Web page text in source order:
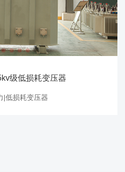
级低损耗变压器
|低损耗变压器